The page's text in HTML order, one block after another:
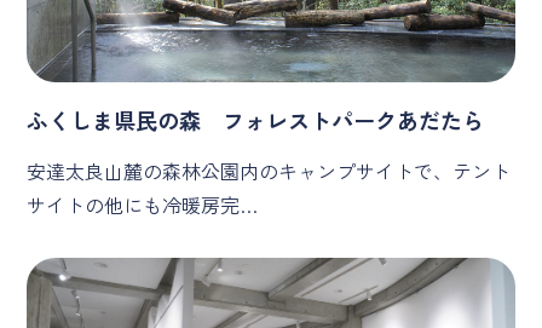
ふくしま県民の森 フォレストパークあだたら
安達太良山麓の森林公園内のキャンプサイトで、テント
サイトの他にも冷暖房完…